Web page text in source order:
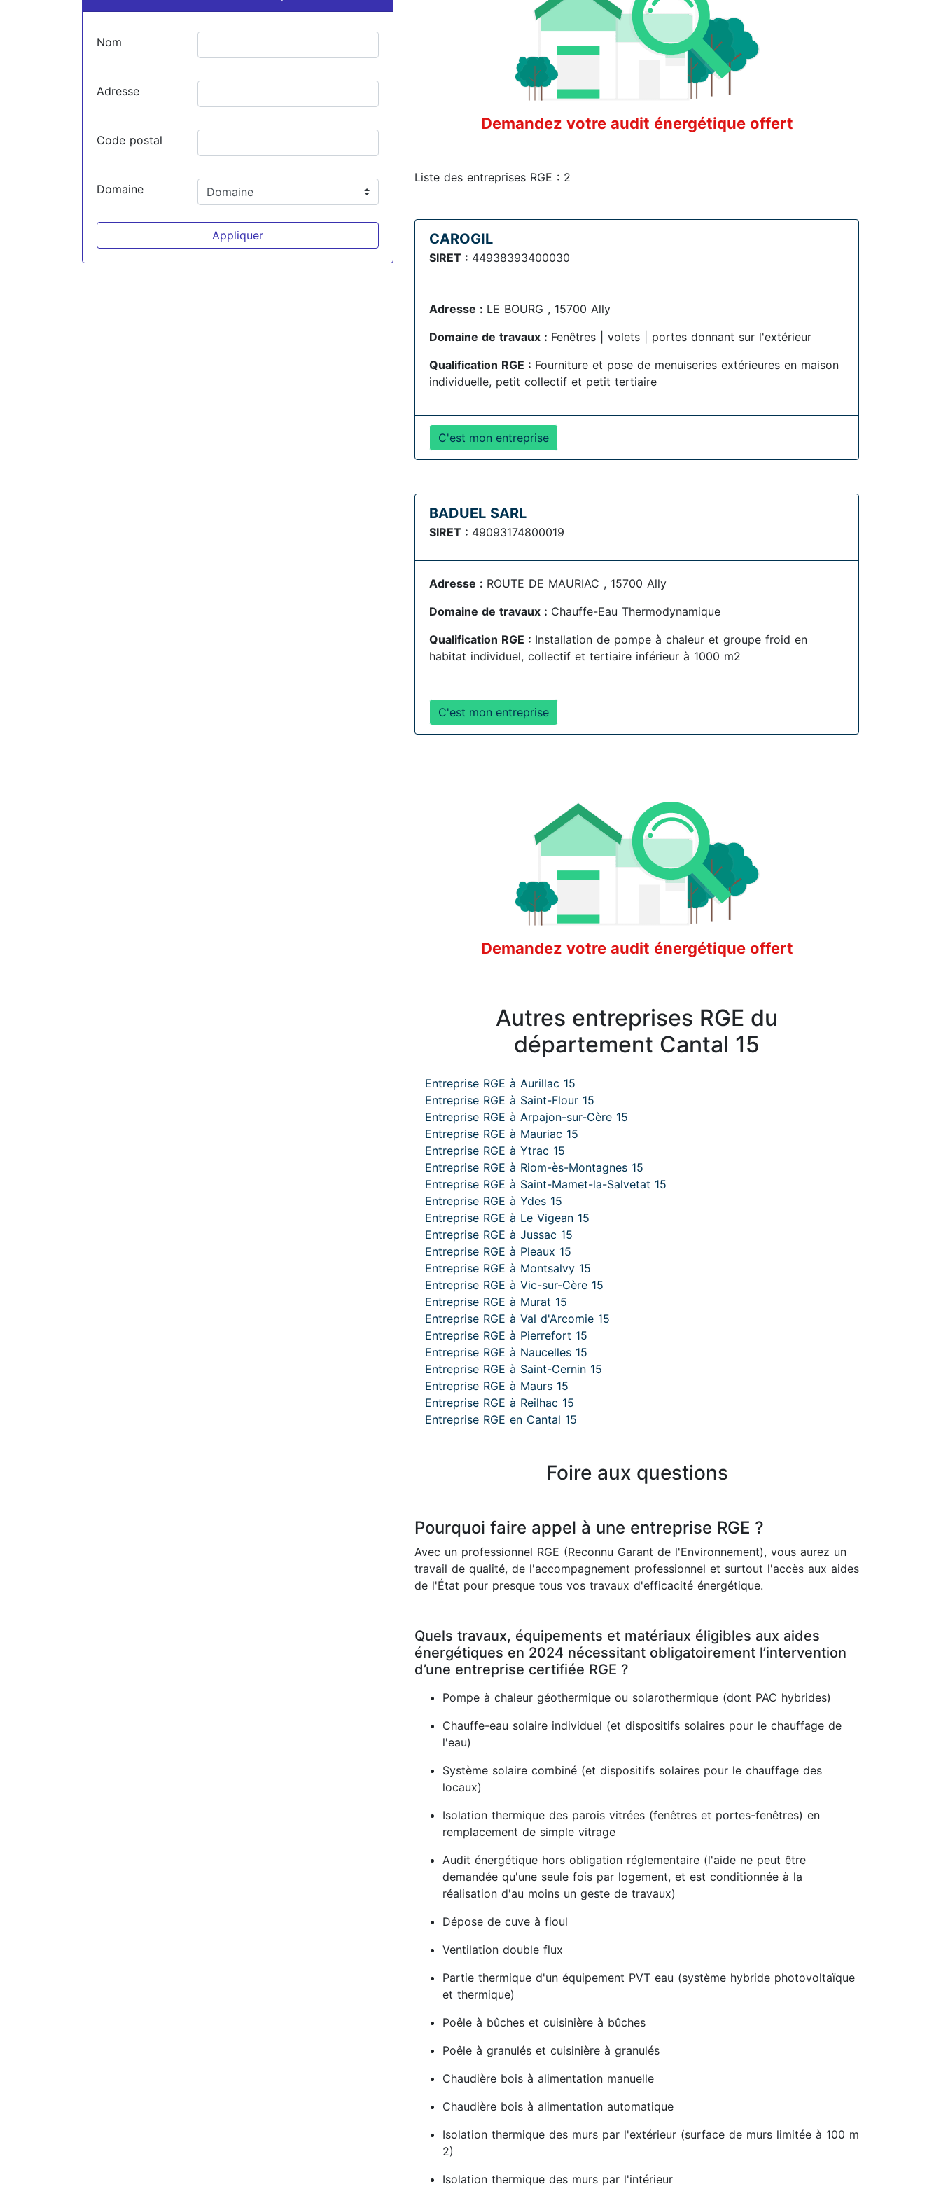
Nom
Adresse
Code postal
Domaine
Appliquer
Demandez votre audit énergétique offert
Liste des entreprises RGE : 2
CAROGIL
SIRET : 44938393400030
Adresse : LE BOURG , 15700 Ally
Domaine de travaux : Fenêtres | volets | portes donnant sur l'extérieur
Qualification RGE : Fourniture et pose de menuiseries extérieures en maison
individuelle, petit collectif et petit tertiaire
C'est mon entreprise
BADUEL SARL
SIRET : 49093174800019
Adresse : ROUTE DE MAURIAC , 15700 Ally
Domaine de travaux : Chauffe-Eau Thermodynamique
Qualification RGE : Installation de pompe à chaleur et groupe froid en
habitat individuel, collectif et tertiaire inférieur à 1000 m2
C'est mon entreprise
Demandez votre audit énergétique offert
Autres entreprises RGE du
département Cantal 15
Entreprise RGE à Aurillac 15
Entreprise RGE à Saint-Flour 15
Entreprise RGE à Arpajon-sur-Cère 15
Entreprise RGE à Mauriac 15
Entreprise RGE à Ytrac 15
Entreprise RGE à Riom-ès-Montagnes 15
Entreprise RGE à Saint-Mamet-la-Salvetat 15
Entreprise RGE à Ydes 15
Entreprise RGE à Le Vigean 15
Entreprise RGE à Jussac 15
Entreprise RGE à Pleaux 15
Entreprise RGE à Montsalvy 15
Entreprise RGE à Vic-sur-Cère 15
Entreprise RGE à Murat 15
Entreprise RGE à Val d'Arcomie 15
Entreprise RGE à Pierrefort 15
Entreprise RGE à Naucelles 15
Entreprise RGE à Saint-Cernin 15
Entreprise RGE à Maurs 15
Entreprise RGE à Reilhac 15
Entreprise RGE en Cantal 15
Foire aux questions
Pourquoi faire appel à une entreprise RGE ?
Avec un professionnel RGE (Reconnu Garant de l'Environnement), vous aurez un
travail de qualité, de l'accompagnement professionnel et surtout l'accès aux aides
de l'État pour presque tous vos travaux d'efficacité énergétique.
Quels travaux, équipements et matériaux éligibles aux aides
énergétiques en 2024 nécessitant obligatoirement l’intervention
d’une entreprise certifiée RGE ?
Pompe à chaleur géothermique ou solarothermique (dont PAC hybrides)
Chauffe-eau solaire individuel (et dispositifs solaires pour le chauffage de
l'eau)
Système solaire combiné (et dispositifs solaires pour le chauffage des
locaux)
Isolation thermique des parois vitrées (fenêtres et portes-fenêtres) en
remplacement de simple vitrage
Audit énergétique hors obligation réglementaire (l'aide ne peut être
demandée qu'une seule fois par logement, et est conditionnée à la
réalisation d'au moins un geste de travaux)
Dépose de cuve à fioul
Ventilation double flux
Partie thermique d'un équipement PVT eau (système hybride photovoltaïque
et thermique)
Poêle à bûches et cuisinière à bûches
Poêle à granulés et cuisinière à granulés
Chaudière bois à alimentation manuelle
Chaudière bois à alimentation automatique
Isolation thermique des murs par l'extérieur (surface de murs limitée à 100 m
2)
Isolation thermique des murs par l'intérieur